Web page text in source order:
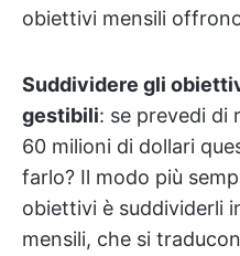
obiettivi mensili
Suddividere gli
gestibili: se prevedi di
60 milioni di dollari
farlo? Il modo più
obiettivi è suddividerli
mensili, che si